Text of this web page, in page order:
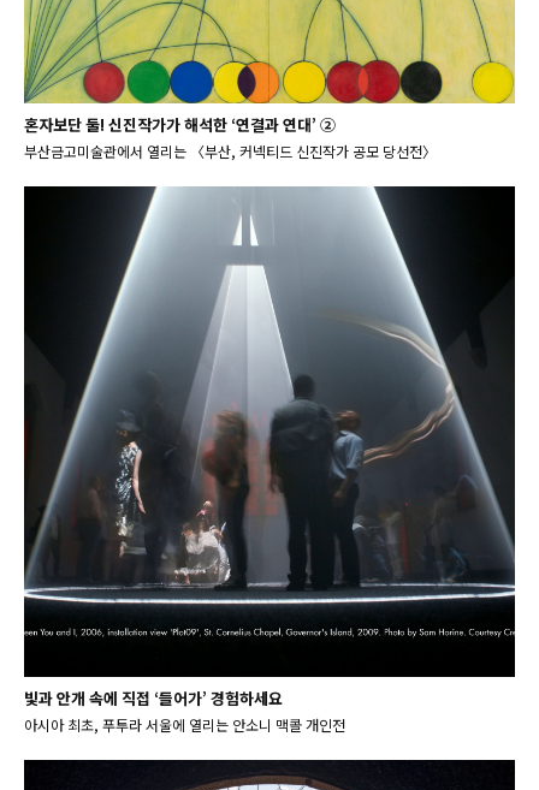
혼자보단 둘! 신진작가가 해석한 ‘연결과 연대’ ②
부산금고미술관에서 열리는 〈부산, 커넥티드 신진작가 공모 당선전〉
빛과 안개 속에 직접 ‘들어가’ 경험하세요
아시아 최초, 푸투라 서울에 열리는 안소니 맥콜 개인전